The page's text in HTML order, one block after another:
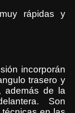
rápidas y
incorporán
trasero y
además de la
Son